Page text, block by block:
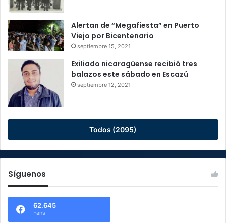
Alertan de “Megafiesta” en Puerto
Viejo por Bicentenario
septiembre 15, 2021
Exiliado nicaragüense recibió tres
balazos este sábado en Escazú
septiembre 12, 2021
Todos (2095)
Síguenos
62.645
Fans